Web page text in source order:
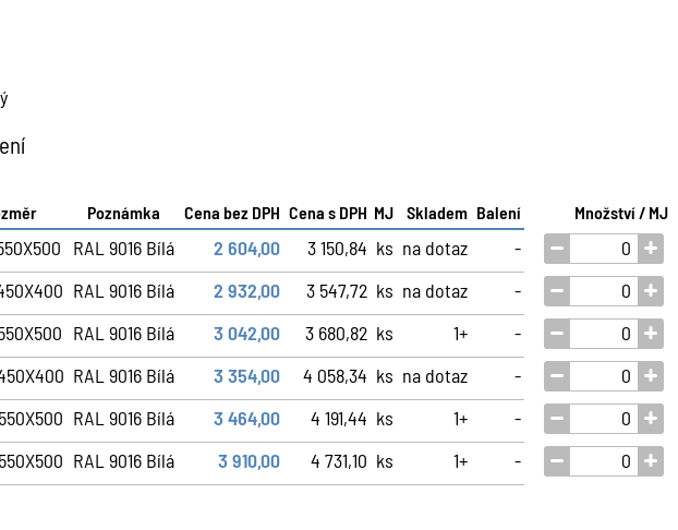
Poznámka Cena bez DPH Cena s DPH MJ Skladem Balení Množství / MJ
RAL 9016 Bílá 2 604,00 3 150,84 ks na dotaz
-
RAL 9016 Bílá 2 932,00 3 547,72 ks na dotaz
-
RAL 9016 Bílá 3 042,00 3 680,82 ks 1+
-
RAL 9016 Bílá 3 354,00 4 058,34 ks na dotaz
-
RAL 9016 Bílá 3 464,00 4 191,44 ks 1+
-
RAL 9016 Bílá 3 910,00 4 731,10 ks 1+ -